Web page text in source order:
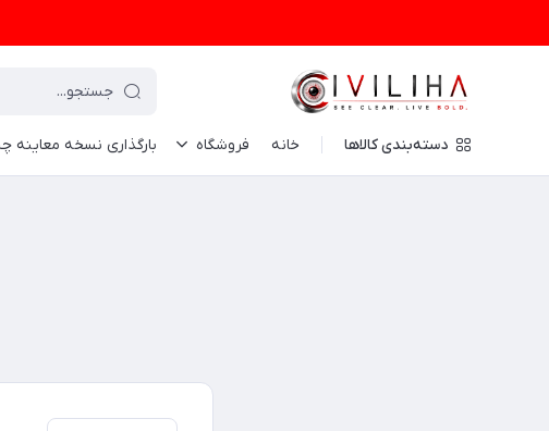
دسته‌بندی کالاها خانه فروشگاه بارگذاری نسخه معاینه